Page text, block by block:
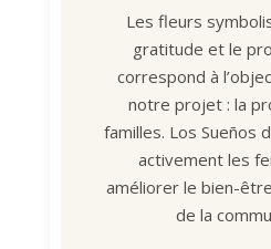
Les fleurs
gratitude et le
correspond à
notre projet : la
familles. Los Sueños
activement les
améliorer le bien-
de la